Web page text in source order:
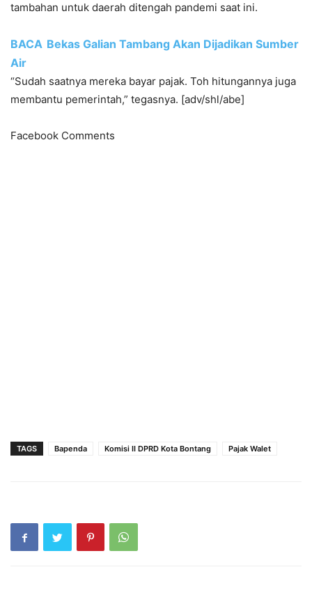
tambahan untuk daerah ditengah pandemi saat ini.
BACA Bekas Galian Tambang Akan Dijadikan Sumber
Air
“Sudah saatnya mereka bayar pajak. Toh hitungannya juga
membantu pemerintah,” tegasnya. [adv/shl/abe]
Facebook Comments
TAGS Bapenda Komisi II DPRD Kota Bontang Pajak Walet